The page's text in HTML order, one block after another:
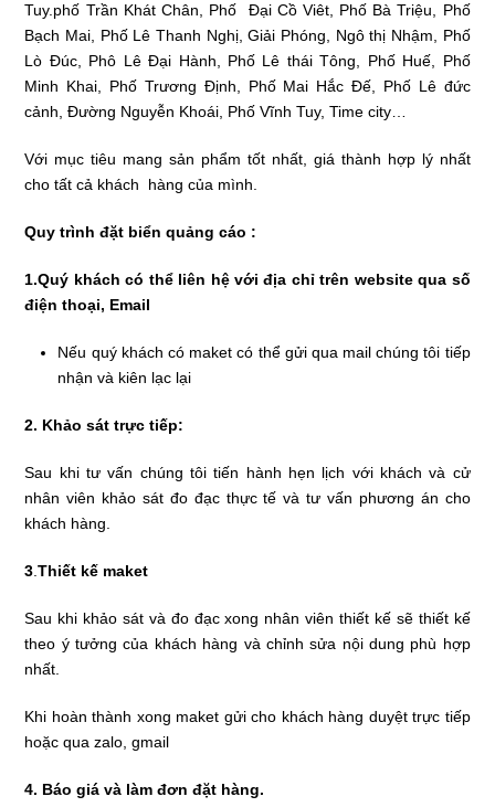
Tuy.phố Trần Khát Chân, Phố Đại Cồ Viêt, Phố Bà Triệu, Phố
Bạch Mai, Phố Lê Thanh Nghị, Giải Phóng, Ngô thị Nhậm, Phố
Lò Đúc, Phô Lê Đại Hành, Phố Lê thái Tông, Phố Huế, Phố
Minh Khai, Phố Trương Định, Phố Mai Hắc Đế, Phố Lê đức
cảnh, Đường Nguyễn Khoái, Phố Vĩnh Tuy, Time city…
Với mục tiêu mang sản phẩm tốt nhất, giá thành hợp lý nhất
cho tất cả khách hàng của mình.
Quy trình đặt biển quảng cáo :
1.Quý khách có thể liên hệ với địa chỉ trên website qua số
điện thoại, Email
Nếu quý khách có maket có thể gửi qua mail chúng tôi tiếp
nhận và kiên lạc lại
2. Khảo sát trực tiếp:
Sau khi tư vấn chúng tôi tiến hành hẹn lịch với khách và cử
nhân viên khảo sát đo đạc thực tế và tư vấn phương án cho
khách hàng.
3.Thiết kế maket
Sau khi khảo sát và đo đạc xong nhân viên thiết kế sẽ thiết kế
theo ý tưởng của khách hàng và chỉnh sửa nội dung phù hợp
nhất.
Khi hoàn thành xong maket gửi cho khách hàng duyệt trực tiếp
hoặc qua zalo, gmail
4. Báo giá và làm đơn đặt hàng.